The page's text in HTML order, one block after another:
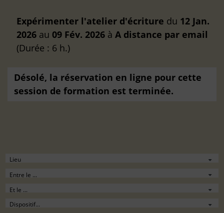
Expérimenter l'atelier d'écriture du 12 Jan.
2026 au 09 Fév. 2026 à A distance par email
(Durée : 6 h.)
Désolé, la réservation en ligne pour cette
session de formation est terminée.